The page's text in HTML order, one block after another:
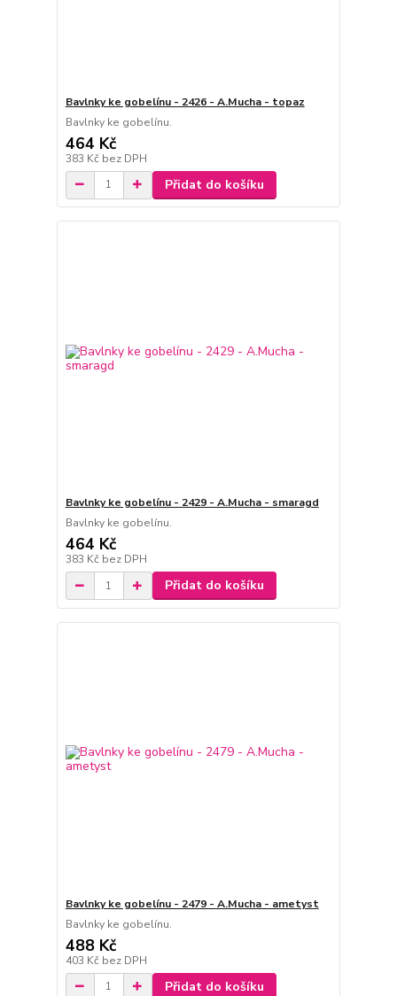
Bavlnky ke gobelínu - 2426 - A.Mucha - topaz
Bavlnky ke gobelínu.
464 Kč
383 Kč bez DPH
Přidat do košíku
Bavlnky ke gobelínu - 2429 - A.Mucha - smaragd
Bavlnky ke gobelínu.
464 Kč
383 Kč bez DPH
Přidat do košíku
Bavlnky ke gobelínu - 2479 - A.Mucha - ametyst
Bavlnky ke gobelínu.
488 Kč
403 Kč bez DPH
Přidat do košíku